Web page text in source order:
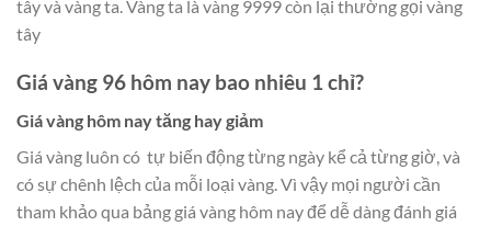
tây và vàng ta. Vàng ta là vàng 9999 còn lại thường gọi vàng
tây
Giá vàng 96 hôm nay bao nhiêu 1 chỉ?
Giá vàng hôm nay tăng hay giảm
Giá vàng luôn có tự biến động từng ngày kể cả từng giờ, và
có sự chênh lệch của mỗi loại vàng. Vì vậy mọi người cần
tham khảo qua bảng giá vàng hôm nay để dễ dàng đánh giá